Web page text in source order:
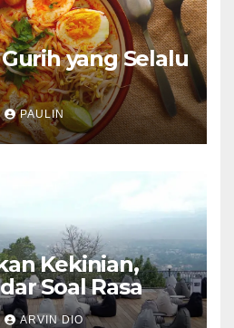
yang Selalu
PAULIN
Kekinian,
Soal Rasa
ARVIN DIO